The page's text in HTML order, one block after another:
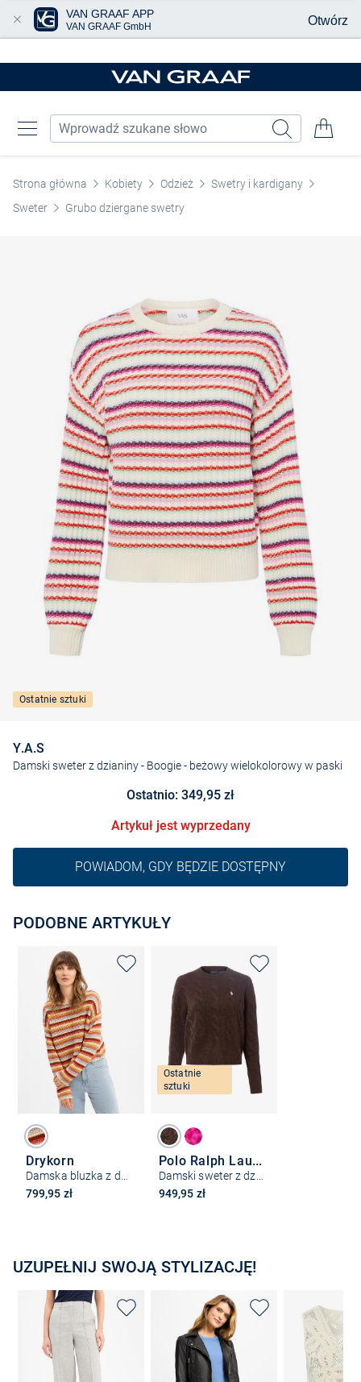
Strona główna Kobiety Odzież
Swetry i kardigany
Sweter
Grubo dziergane swetry
Ostatnie sztuki
Y.A.S
Damski sweter z dzianiny - Boogie- beżowy wielokolorowy w paski
Ostatnio: 349,95 zł
Artykuł jest wyprzedany
POWIADOM, GDY BĘDZIE DOSTĘPNY
PODOBNE ARTYKUŁY
Drykorn
Damska bluzka z dzianiny – Imenia
799,95 zł
Ostatnie
sztuki
Polo Ralph Lauren
Damski sweter z dzianiny z zawartością kaszmiru
949,95 zł
UZUPEŁNIJ SWOJĄ STYLIZACJĘ!
VAN GRAAF APP
VAN GRAAF GmbH Otwórz